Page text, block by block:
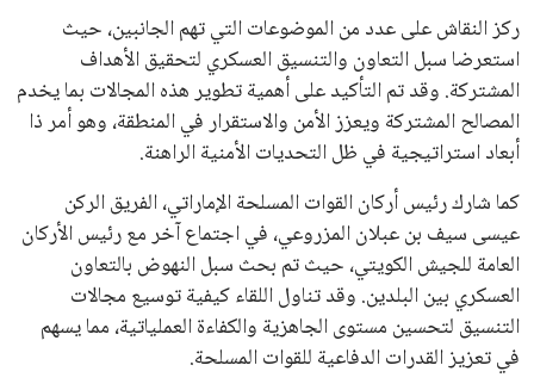
ركز النقاش على عدد من الموضوعات التي تهم الجانبين، حيث
استعرضا سبل التعاون والتنسيق العسكري لتحقيق الأهداف
المشتركة. وقد تم التأكيد على أهمية تطوير هذه المجالات بما يخدم
المصالح المشتركة ويعزز الأمن والاستقرار في المنطقة، وهو أمر ذا
أبعاد استراتيجية في ظل التحديات الأمنية الراهنة.
كما شارك رئيس أركان القوات المسلحة الإماراتي، الفريق الركن
عيسى سيف بن عبلان المزروعي، في اجتماع آخر مع رئيس الأركان
العامة للجيش الكويتي، حيث تم بحث سبل النهوض بالتعاون
العسكري بين البلدين. وقد تناول اللقاء كيفية توسيع مجالات
التنسيق لتحسين مستوى الجاهزية والكفاءة العملياتية، مما يسهم
في تعزيز القدرات الدفاعية للقوات المسلحة.